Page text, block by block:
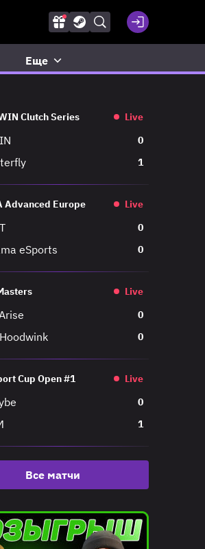
Еще
Clutch Series Live
0
1
Advanced Europe Live
0
eSports 0
Live
0
0
Cup Open #1 Live
0
1
Все матчи